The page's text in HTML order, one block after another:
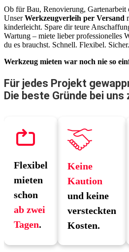
Ob für Bau, Renovierung, Gartenarbeit
UnserWerkzeugverleih per Versand
kinderleicht. Spare dir teure
Wartung – miete lieber professionelles
du es brauchst. Schnell. Flexibel. Sicher.
Werkzeug mieten war noch nie so
Für jedes Projekt
Die beste Gründe bei uns
Flexibel
mieten
schon
ab zwei
Tagen.
Keine
Kaution
und keine
versteckten
Kosten.